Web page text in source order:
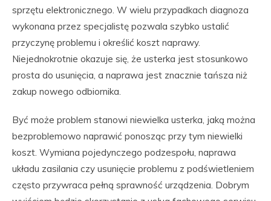
sprzętu elektronicznego. W wielu przypadkach diagnoza
wykonana przez specjalistę pozwala szybko ustalić
przyczynę problemu i określić koszt naprawy.
Niejednokrotnie okazuje się, że usterka jest stosunkowo
prosta do usunięcia, a naprawa jest znacznie tańsza niż
zakup nowego odbiornika.
Być może problem stanowi niewielka usterka, jaką można
bezproblemowo naprawić ponosząc przy tym niewielki
koszt. Wymiana pojedynczego podzespołu, naprawa
układu zasilania czy usunięcie problemu z podświetleniem
często przywraca pełną sprawność urządzenia. Dobrym